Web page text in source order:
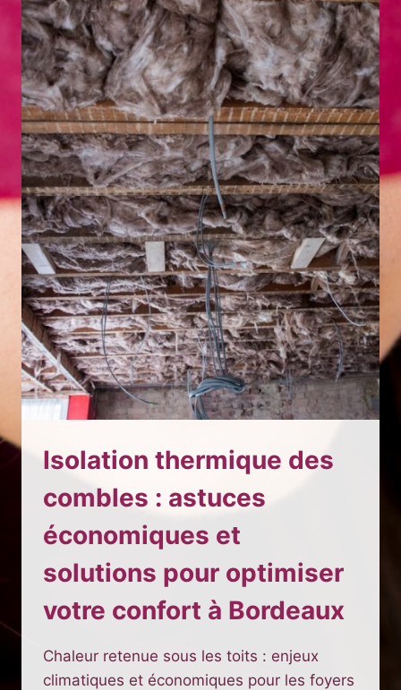
Isolation thermique des
combles : astuces
économiques et
solutions pour optimiser
votre confort à Bordeaux
Chaleur retenue sous les toits : enjeux
climatiques et économiques pour les foyers